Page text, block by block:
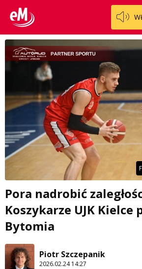
Pora nadrobić
Koszykarze UJK Kielce
Bytomia
Piotr Szczepanik
2026.02.24 14:27